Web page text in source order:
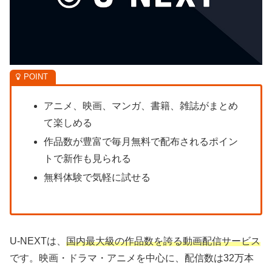
アニメ、映画、マンガ、書籍、雑誌がまとめ
て楽しめる
作品数が豊富で毎月無料で配布されるポイン
トで新作も見られる
無料体験で気軽に試せる
U-NEXTは、 国内最大級の作品数を誇る動画配信サービス
です。映画・ドラマ・アニメを中心に、配信数は32万本